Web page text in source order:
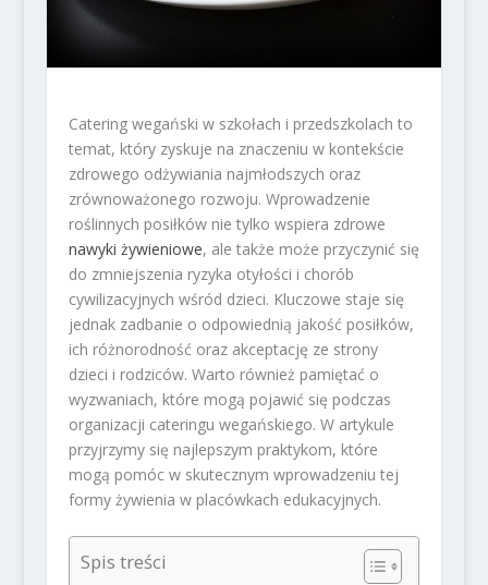
Catering wegański w szkołach i przedszkolach to
temat, który zyskuje na znaczeniu w kontekście
zdrowego odżywiania najmłodszych oraz
zrównoważonego rozwoju. Wprowadzenie
roślinnych posiłków nie tylko wspiera zdrowe
nawyki żywieniowe, ale także może przyczynić się
do zmniejszenia ryzyka otyłości i chorób
cywilizacyjnych wśród dzieci. Kluczowe staje się
jednak zadbanie o odpowiednią jakość posiłków,
ich różnorodność oraz akceptację ze strony
dzieci i rodziców. Warto również pamiętać o
wyzwaniach, które mogą pojawić się podczas
organizacji cateringu wegańskiego. W artykule
przyjrzymy się najlepszym praktykom, które
mogą pomóc w skutecznym wprowadzeniu tej
formy żywienia w placówkach edukacyjnych.
Spis treści